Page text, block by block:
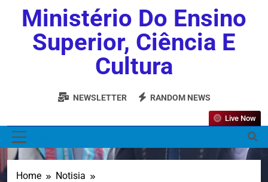
Ministério Do Ensino
Superior, Ciência E
Cultura
NEWSLETTER RANDOM NEWS
Live Now
Home
Notisia